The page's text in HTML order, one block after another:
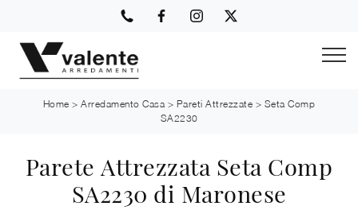
Home >Arredamento Casa > Pareti Attrezzate > Seta Comp
SA2230
Parete Attrezzata Seta Comp
SA2230 di Maronese